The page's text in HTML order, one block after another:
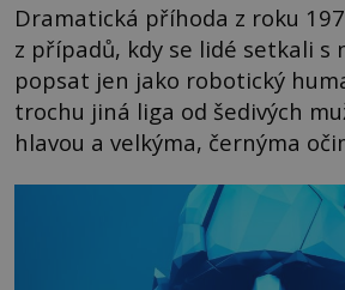
Dramatická příhoda z roku
z případů, kdy se lidé setkali s
popsat jen jako robotický
trochu jiná liga od šedivých
hlavou a velkýma, černýma